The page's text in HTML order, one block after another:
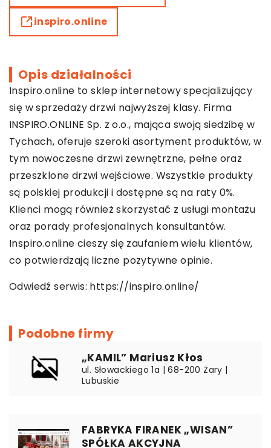
inspiro.online
Opis działalności
Inspiro.online to sklep internetowy specjalizujący
się w sprzedaży drzwi najwyższej klasy. Firma
INSPIRO.ONLINE Sp. z o.o., mająca swoją siedzibę w
Tychach, oferuje szeroki asortyment produktów, w
tym nowoczesne drzwi zewnętrzne, pełne oraz
przeszklone drzwi wejściowe. Wszystkie produkty
są polskiej produkcji i dostępne są na raty 0%.
Klienci mogą również skorzystać z usługi montażu
oraz porady profesjonalnych konsultantów.
Inspiro.online cieszy się zaufaniem wielu klientów,
co potwierdzają liczne pozytywne opinie.
Odwiedź serwis: https://inspiro.online/
Podobne firmy
„KAMIL” Mariusz Kłos
ul. Słowackiego 1a | 68-200 Żary |
Lubuskie
FABRYKA FIRANEK „WISAN”
SPÓŁKA AKCYJNA